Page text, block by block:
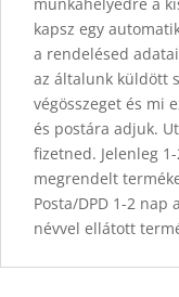
kapsz egy
a rendelésed
az általunk küldött
végösszeget és mi
és postára adjuk.
fizetned. Jelenleg
megrendelt
Posta/DPD 1-2
névvel ellátott